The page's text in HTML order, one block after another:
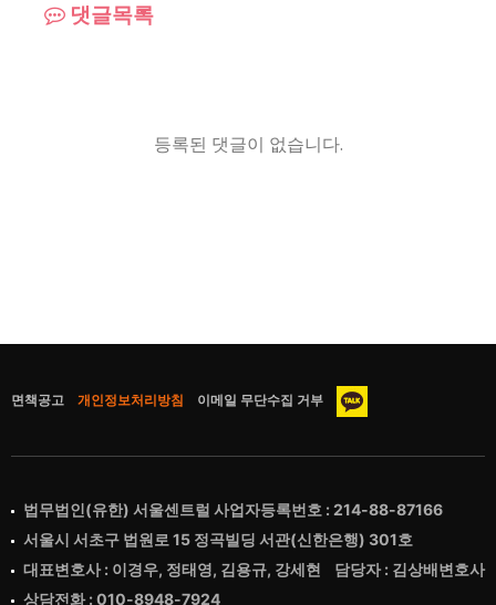
댓글목록
등록된 댓글이 없습니다.
면책공고 개인정보처리방침 이메일 무단수집 거부
법무법인(유한) 서울센트럴 사업자등록번호 : 214-88-87166
서울시 서초구 법원로 15 정곡빌딩 서관(신한은행) 301호
대표변호사 : 이경우, 정태영, 김용규, 강세현 담당자 : 김상배변호사
상담전화 : 010-8948-7924